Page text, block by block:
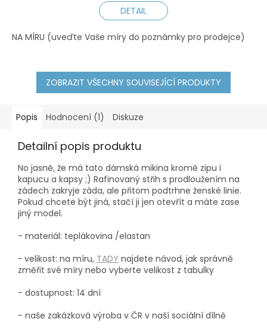
DETAIL
NA MÍRU (uveďte Vaše míry do poznámky pro prodejce)
ZOBRAZIT VŠECHNY SOUVISEJÍCÍ PRODUKTY
Popis Hodnocení (1) Diskuze
Detailní popis produktu
No jasně, že má tato dámská mikina kromě zipu i
kapucu a kapsy ;) Rafinovaný střih s prodloužením na
zádech zakryje záda, ale přitom podtrhne ženské linie.
Pokud chcete být jiná, stačí ji jen otevřít a máte zase
jiný model.
- materiál: teplákovina /elastan
- velikost: na míru, TADY najdete návod, jak správně
změřit své míry nebo vyberte velikost z tabulky
- dostupnost: 14 dní
- naše zakázková výroba v ČR v naší sociální dílně